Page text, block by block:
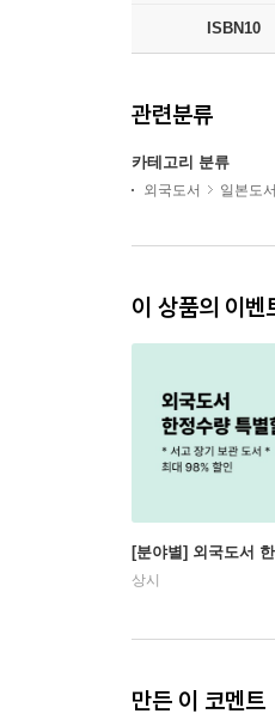
ISBN10
관련분류
카테고리 분류
외국도서 일본도서
이 상품의 이벤
[분야별] 외국도서
상시
만든 이 코멘트